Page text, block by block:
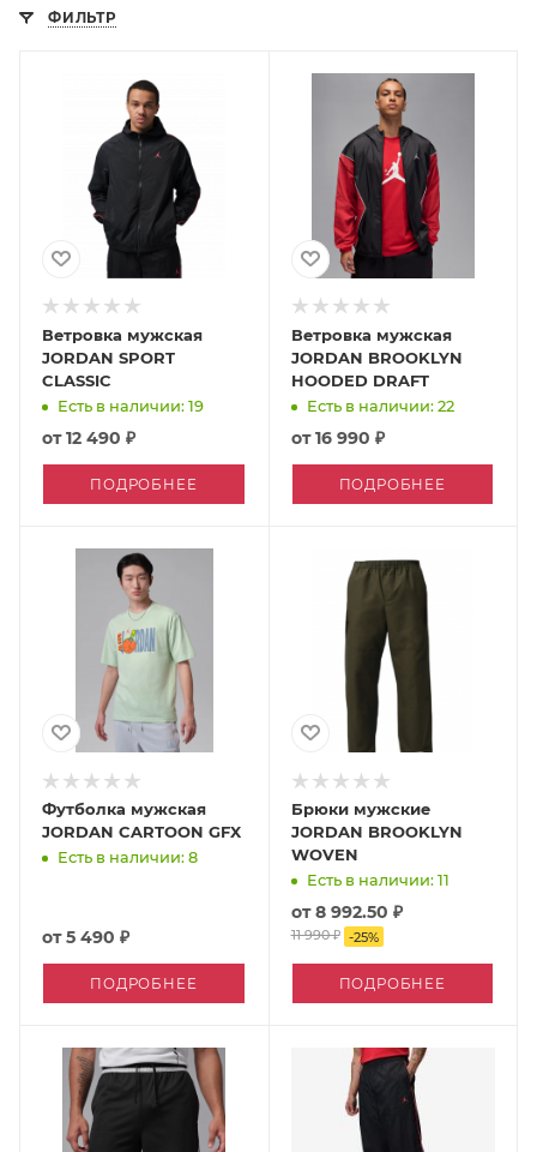
ФИЛЬТР
Ветровка мужская
JORDAN SPORT
CLASSIC
Есть в наличии: 19
от12 490 ₽
ПОДРОБНЕЕ
Ветровка мужская
JORDAN BROOKLYN
HOODED DRAFT
Есть в наличии: 22
от16 990 ₽
ПОДРОБНЕЕ
Футболка мужская
JORDAN CARTOON GFX
Есть в наличии: 8
от5 490 ₽
ПОДРОБНЕЕ
Брюки мужские
JORDAN BROOKLYN
WOVEN
Есть в наличии: 11
от8 992.50 ₽
11 990 ₽ -25%
ПОДРОБНЕЕ